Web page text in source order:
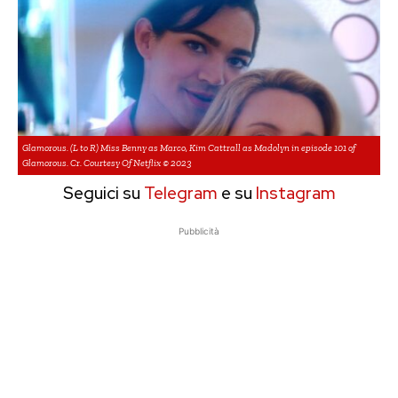
Glamorous. (L to R) Miss Benny as Marco, Kim Cattrall as Madolyn in episode 101 of
Glamorous. Cr. Courtesy Of Netflix © 2023
Seguici su Telegram e su Instagram
Pubblicità